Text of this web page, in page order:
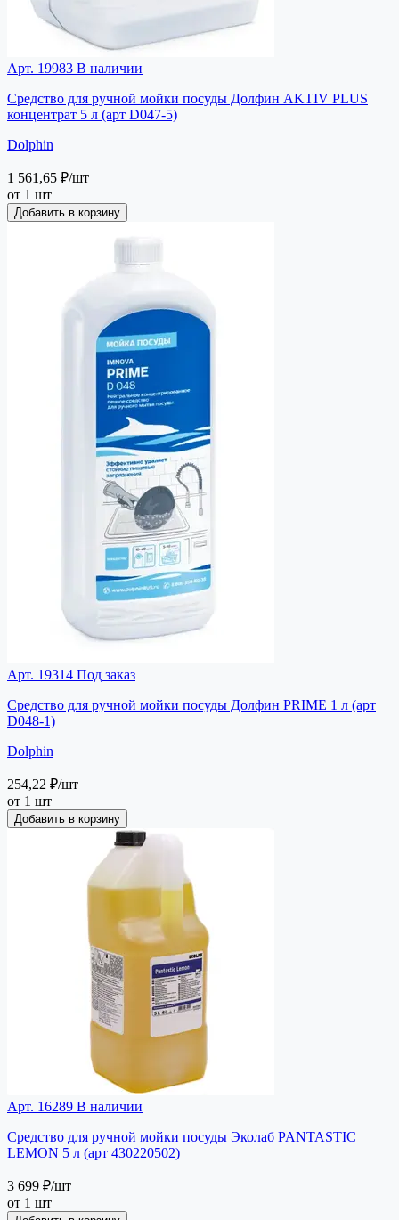
Арт. 19983 В наличии
Средство для ручной мойки посуды Долфин AKTIV PLUS
концентрат 5 л (арт D047-5)
Dolphin
1 561,65 ₽/шт
от 1 шт
Добавить в корзину
Арт. 19314 Под заказ
Средство для ручной мойки посуды Долфин PRIME 1 л (арт
D048-1)
Dolphin
254,22 ₽/шт
от 1 шт
Добавить в корзину
Арт. 16289 В наличии
Средство для ручной мойки посуды Эколаб PANTASTIC
LEMON 5 л (арт 430220502)
3 699 ₽/шт
от 1 шт